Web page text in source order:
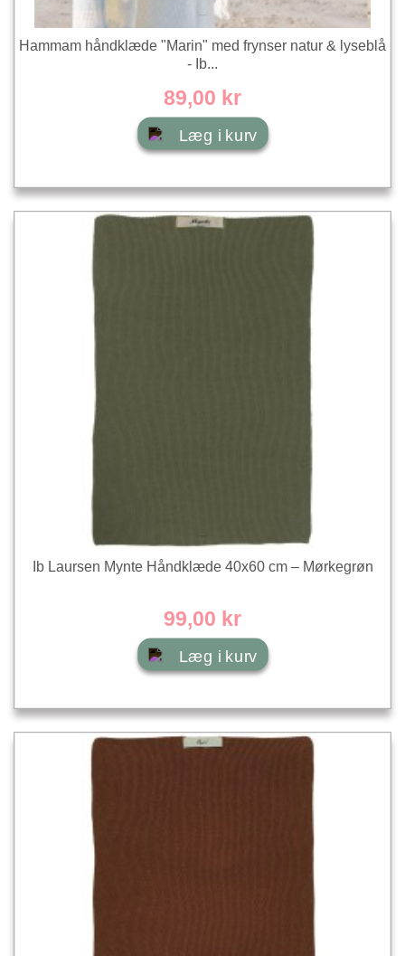
Hammam håndklæde "Marin" med frynser natur & lyseblå
- Ib...
89,00 kr
Læg i kurv
Ib Laursen Mynte Håndklæde 40x60 cm – Mørkegrøn
99,00 kr
Læg i kurv